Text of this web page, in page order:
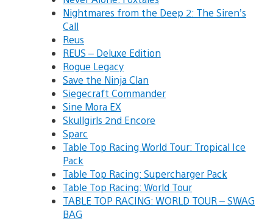
Nightmares from the Deep 2: The Siren’s
Call
Reus
REUS – Deluxe Edition
Rogue Legacy
Save the Ninja Clan
Siegecraft Commander
Sine Mora EX
Skullgirls 2nd Encore
Sparc
Table Top Racing World Tour: Tropical Ice
Pack
Table Top Racing: Supercharger Pack
Table Top Racing: World Tour
TABLE TOP RACING: WORLD TOUR – SWAG
BAG